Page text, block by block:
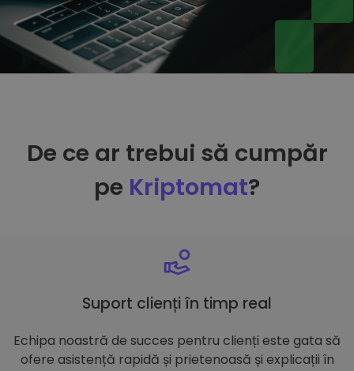
De ce ar trebui să cumpăr
pe Kriptomat?
Suport clienți în timp real
Echipa noastră de succes pentru clienți este gata să
ofere asistență rapidă și prietenoasă și explicații în